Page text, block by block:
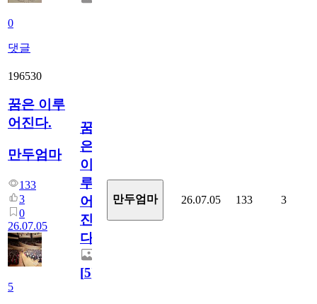
0
댓글
196530
꿈은 이루
어진다.
만두엄마
133
3
0
26.07.05
5
꿈
은
이
루
어
진
다.
[5]
만두엄마 26.07.05 133 3